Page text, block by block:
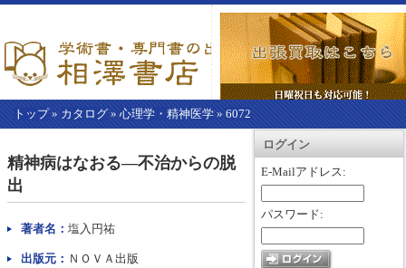
トップ» カタログ » 心理学・精神医学 » 6072
カートを見る
ログイン
E-Mailアドレス:
パスワード:
こ
か
ら
本
文】
精神病はなおる―不治からの脱
出
著者名： 塩入円祐
出版元： ＮＯＶＡ出版